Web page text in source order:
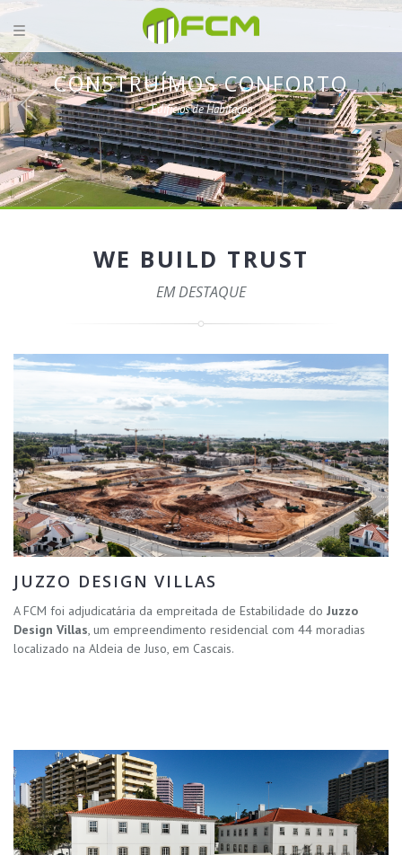
CONSTRUÍMOS CONFORTO
Edifícios de Habitação
WE BUILD TRUST
EM DESTAQUE
JUZZO DESIGN VILLAS
A FCM foi adjudicatária da empreitada de Estabilidade do Juzzo
Design Villas, um empreendimento residencial com 44 moradias
localizado na Aldeia de Juso, em Cascais.